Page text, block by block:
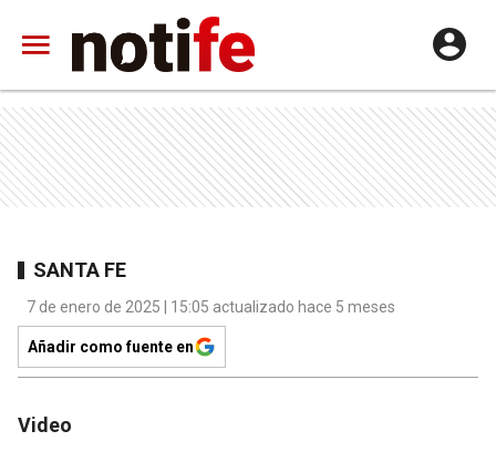
SANTA FE
7 de enero de 2025 | 15:05 actualizado hace 5 meses
Añadir como fuente en
Video